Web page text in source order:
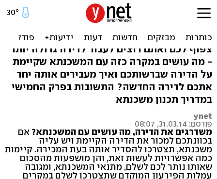
משדרגים דירה? כך תתנהלו
עם המשכנתא
צפוף לכם ואתם רוצים לעבור לדירה גדולה יותר
- מה עושים במקרה כזה עם המשכנתא שקיימת
על הדירה שברשותכם ואיך מעבירים אותה יחד
אתכם לדירה החדשה? התשובות בפרק החמישי
במדריך תכנון משכנתא
ynet
פורסם: 31.03.14, 08:07
משדרגים את הדירה, מה עושים עם המשכנתא? אם
בכוונתכם למכור את הדירה הקיימת ויש עליה
משכנתא, תצטרכו להסדיר אותה בעת המכירה. קיימות
כמה אפשרויות לעשות זאת, והן מושפעות מהסכום
שאותו נותר לכם לשלם, מתנאי המשכנתא, ומגובה
עמלות הפירעון המוקדם שתצטרכו לשלם במקרים